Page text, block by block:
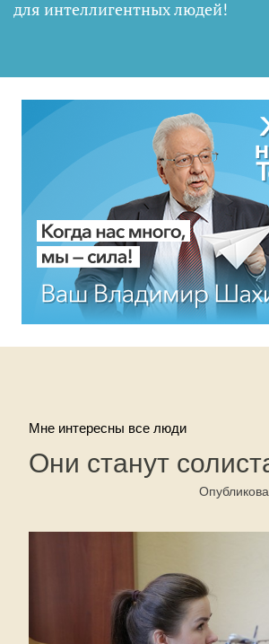
для интеллигентных людей!
Мне интересны все люди
Они станут